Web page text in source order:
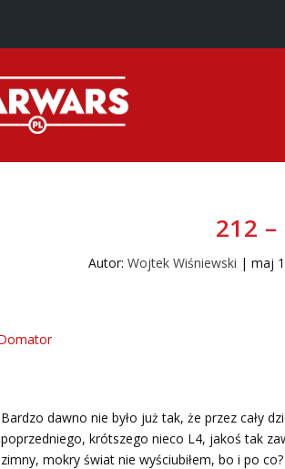
212 –
Autor: Wojtek Wiśniewski | maj
Bardzo dawno nie było już tak, że przez cały
poprzedniego, krótszego nieco L4, jakoś tak
zimny, mokry świat nie wyściubiłem, bo i po co?